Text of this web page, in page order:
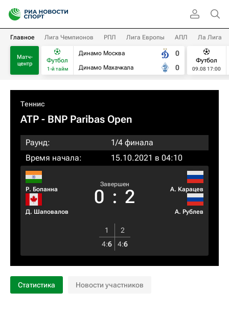
Главное Лига Чемпионов РПЛ Лига Европы АПЛ Ла Лига
Матч-
центр
Футбол
1-й тайм
Динамо Москва
Динамо Махачкала
0
0
Футбол
09.08 17:00
Теннис
ATP - BNP Paribas Open
Раунд:
1/4 финала
Время начала:
15.10.2021 в 04:10
Р. Бопанна
Д. Шаповалов
Завершен
0 : 2 А. Карацев
А. Рублев
1
2
4:6 4:6
Статистика Новости участников